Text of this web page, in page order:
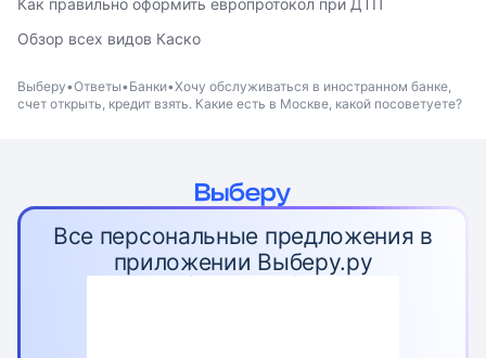
Как правильно оформить европротокол при ДТП
Обзор всех видов Каско
Выберу Ответы Банки Хочу обслуживаться в иностранном банке,
счет открыть, кредит взять. Какие есть в Москве, какой посоветуете?
Все персональные предложения в
приложении Выберу.ру